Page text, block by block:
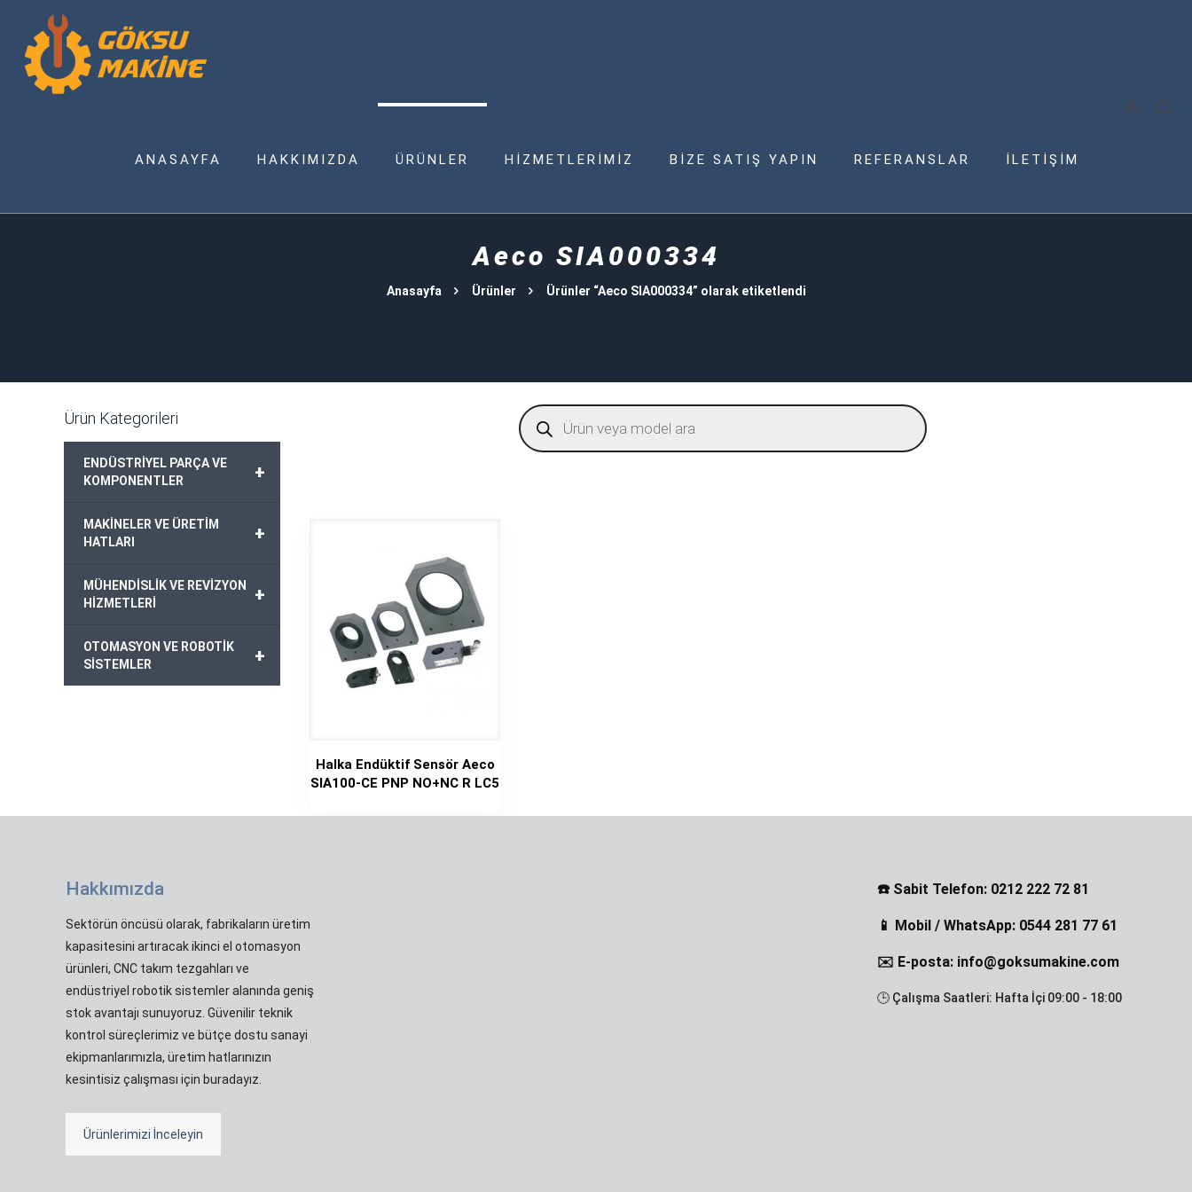
ANASAYFA HAKKIMIZDA ÜRÜNLER HİZMETLERİMİZ BİZE SATIŞ YAPIN REFERANSLAR İLETİŞİM
Aeco SIA000334
Anasayfa Ürünler Ürünler “Aeco SIA000334” olarak etiketlendi
Products
search
Halka Endüktif Sensör Aeco
SIA100-CE PNP NO+NC R LC5
Ürün Kategorileri
+
ENDÜSTRİYEL PARÇA VE
KOMPONENTLER
+
MAKİNELER VE ÜRETİM
HATLARI
+
MÜHENDİSLİK VE REVİZYON
HİZMETLERİ
+
OTOMASYON VE ROBOTİK
SİSTEMLER
Hakkımızda
Sektörün öncüsü olarak, fabrikaların üretim
kapasitesini artıracak ikinci el otomasyon
ürünleri, CNC takım tezgahları ve
endüstriyel robotik sistemler alanında geniş
stok avantajı sunuyoruz. Güvenilir teknik
kontrol süreçlerimiz ve bütçe dostu sanayi
ekipmanlarımızla, üretim hatlarınızın
kesintisiz çalışması için buradayız.
Ürünlerimizi İnceleyin
☎️ Sabit Telefon: 0212 222 72 81
📱 Mobil / WhatsApp: 0544 281 77 61
✉️ E-posta: info@goksumakine.com
🕒 Çalışma Saatleri: Hafta İçi 09:00 - 18:00